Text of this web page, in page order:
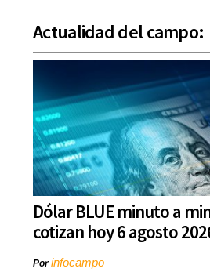
Actualidad del campo:
Dólar BLUE minuto a
cotizan hoy 6 agosto
Porinfocampo